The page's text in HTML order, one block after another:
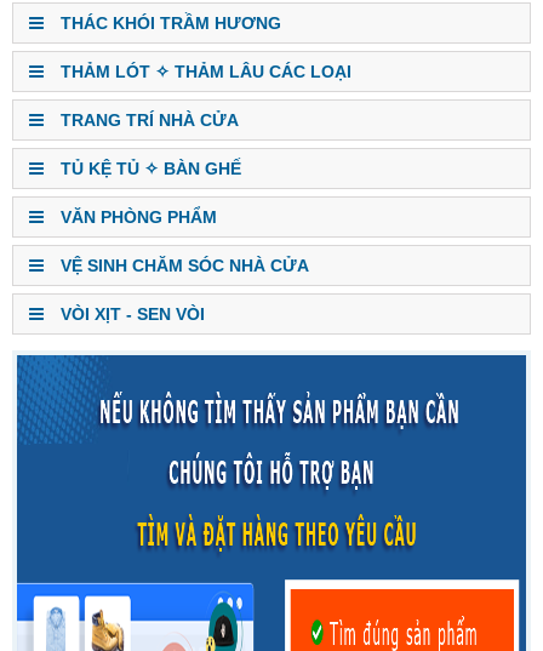
THÁC KHÓI TRẦM HƯƠNG
THẢM LÓT ✧ THẢM LÂU CÁC LOẠI
TRANG TRÍ NHÀ CỬA
TỦ KỆ TỦ ✧ BÀN GHẾ
VĂN PHÒNG PHẨM
VỆ SINH CHĂM SÓC NHÀ CỬA
VÒI XỊT - SEN VÒI